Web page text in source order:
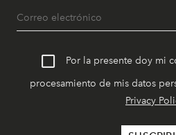
Por la presente doy mi
procesamiento de mis datos
Privacy